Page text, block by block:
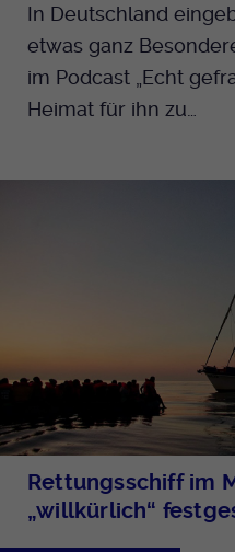
In Deutschland
etwas ganz
im Podcast „Echt
Heimat für ihn zu…
Rettungsschiff im
„willkürlich“